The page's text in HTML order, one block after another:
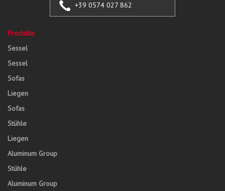
+39 0574 027 862
Produkte
Sessel
Sessel
Sofas
Liegen
Sofas
Stühle
Liegen
Aluminum Group
Stühle
Aluminum Group